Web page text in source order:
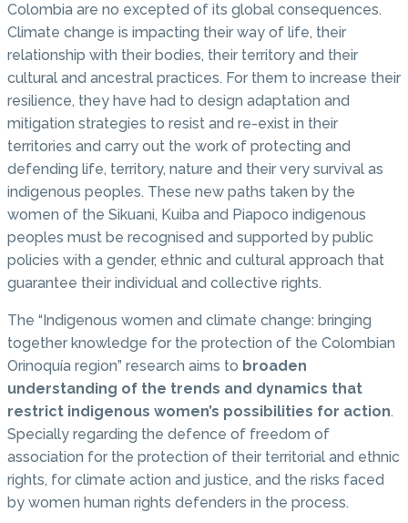
Colombia are no excepted of its global consequences.
Climate change is impacting their way of life, their
relationship with their bodies, their territory and their
cultural and ancestral practices. For them to increase their
resilience, they have had to design adaptation and
mitigation strategies to resist and re-exist in their
territories and carry out the work of protecting and
defending life, territory, nature and their very survival as
indigenous peoples. These new paths taken by the
women of the Sikuani, Kuiba and Piapoco indigenous
peoples must be recognised and supported by public
policies with a gender, ethnic and cultural approach that
guarantee their individual and collective rights.
The “Indigenous women and climate change: bringing
together knowledge for the protection of the Colombian
Orinoquía region” research aims to broaden
understanding of the trends and dynamics that
restrict indigenous women’s possibilities for action.
Specially regarding the defence of freedom of
association for the protection of their territorial and ethnic
rights, for climate action and justice, and the risks faced
by women human rights defenders in the process.